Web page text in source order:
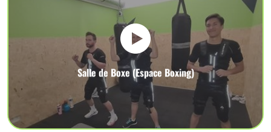
Salle de Boxe (Espace Boxing)